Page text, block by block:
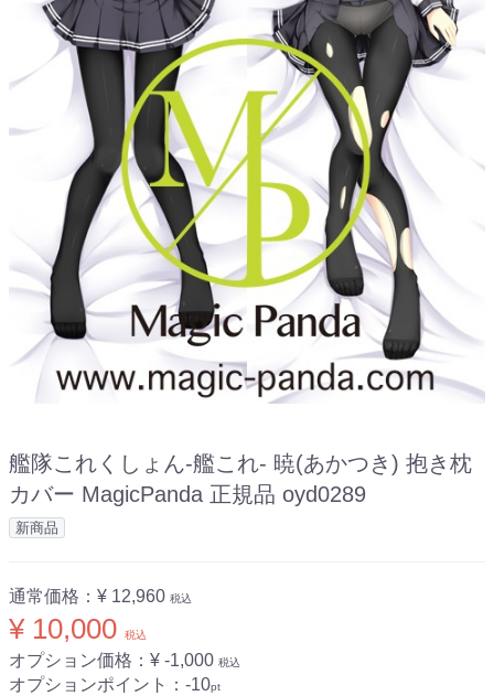
艦隊これくしょん-艦これ- 暁(あかつき) 抱き枕
カバー MagicPanda 正規品 oyd0289
新商品
通常価格： ¥ 12,960 税込
¥ 10,000 税込
オプション価格：¥ -1,000 税込
オプションポイント： -10pt